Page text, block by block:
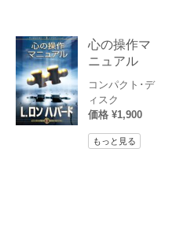
心の操作マ
ニュアル
コンパクト･デ
ィスク
価格 ¥1,900
もっと見る